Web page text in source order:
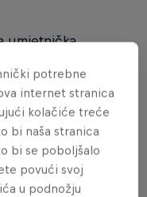
umjetnička
u krugu
u Mostaru, a
pripremljenom
doživljaj nove
potrebne
internet stranica
kolačiće treće
bi naša stranica
bi se poboljšalo
povući svoj
u podnožju